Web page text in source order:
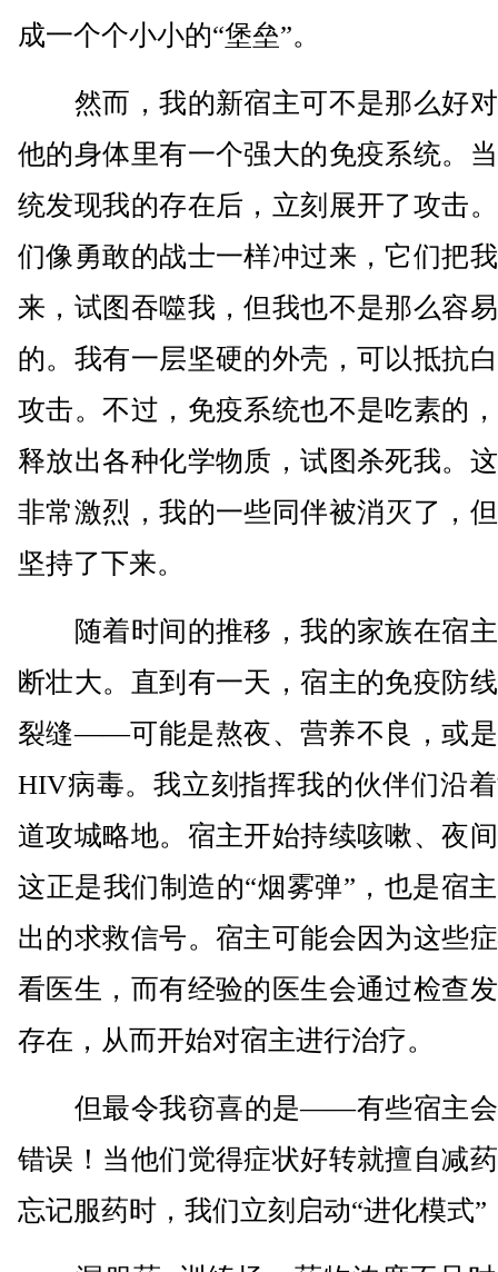
成一个个小小的“堡垒”。
然而，我的新宿主可不是那么好
他的身体里有一个强大的免疫系统。
统发现我的存在后，立刻展开了攻击
们像勇敢的战士一样冲过来，它们把
来，试图吞噬我，但我也不是那么容
的。我有一层坚硬的外壳，可以抵抗
攻击。不过，免疫系统也不是吃素的
释放出各种化学物质，试图杀死我。
非常激烈，我的一些同伴被消灭了，
坚持了下来。
随着时间的推移，我的家族在宿
断壮大。直到有一天，宿主的免疫防
裂缝——可能是熬夜、营养不良，或
HIV病毒。我立刻指挥我的伙伴们沿
道攻城略地。宿主开始持续咳嗽、夜
这正是我们制造的“烟雾弹”，也是宿
出的求救信号。宿主可能会因为这些
看医生，而有经验的医生会通过检查
存在，从而开始对宿主进行治疗。
但最令我窃喜的是——有些宿主会
错误！当他们觉得症状好转就擅自减
忘记服药时，我们立刻启动“进化模式”